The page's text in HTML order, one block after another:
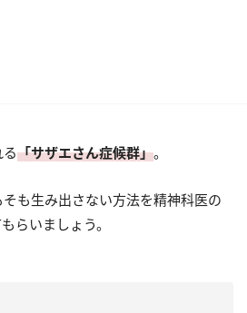
「サザエさん症候群」。
も生み出さない方法を精神科医の
らいましょう。